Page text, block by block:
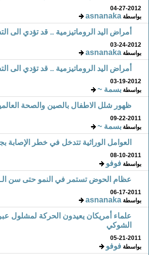
04-27-2012
بواسطةasnanaka
أمراض اليد الروماتيزمية .. قد تؤدي الى
03-24-2012
بواسطةasnanaka
أمراض اليد الروماتيزمية .. قد تؤدي الى
03-19-2012
بواسطةبسمة ~
ظهور شلل الاطفال بالصين والصحة
09-22-2011
بواسطةبسمة ~
العوامل الوراثية تتدخل في خطر الإصابة
08-10-2011
بواسطةفوفو
عظام الحوض تستمر في النمو حتى سن الـ 79
06-17-2011
بواسطةasnanaka
علماء أمريكان يعيدون الحركة لمشلول
الشوكي
05-21-2011
بواسطةفوفو